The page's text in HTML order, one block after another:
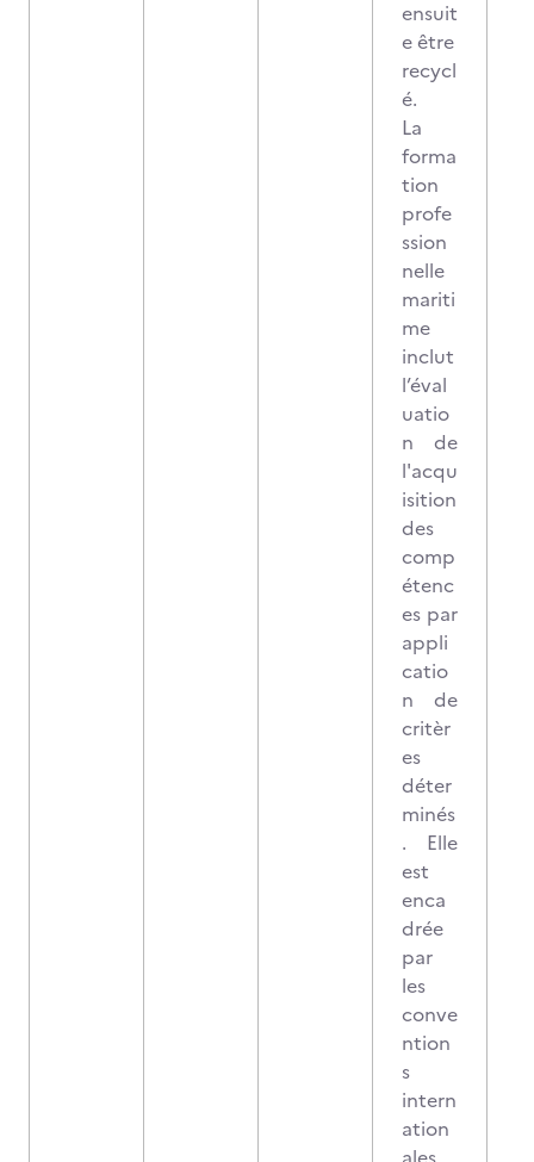
ensuit
e être
recycl
é.
La
forma
tion
profe
ssion
nelle
mariti
me
inclut
l’éval
uatio
n de
l'acqu
isition
des
comp
étenc
es par
appli
catio
n de
critèr
es
déter
minés
. Elle
est
enca
drée
par
les
conve
ntion
s
intern
ation